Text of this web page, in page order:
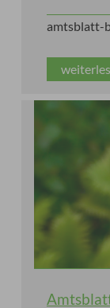
amtsblatt-